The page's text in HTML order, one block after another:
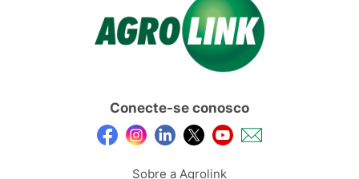
Conecte-se conosco
Sobre a Agrolink